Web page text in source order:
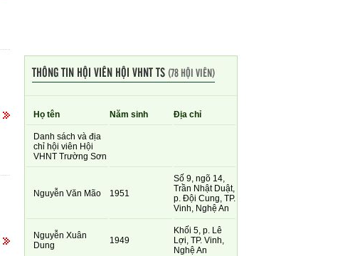
THÔNG TIN HỘI VIÊN HỘI VHNT TS(78 HỘI VIÊN)
Họ tên Năm sinh Địa chỉ
Danh sách và địa
chỉ hội viên Hội
VHNT Trường Sơn
Nguyễn Văn Mão 1951
Số 9, ngõ 14,
Trần Nhật Duật,
p. Đội Cung, TP.
Vinh, Nghệ An
Nguyễn Xuân
Dung
1949
Khối 5, p. Lê
Lợi, TP. Vinh,
Nghệ An